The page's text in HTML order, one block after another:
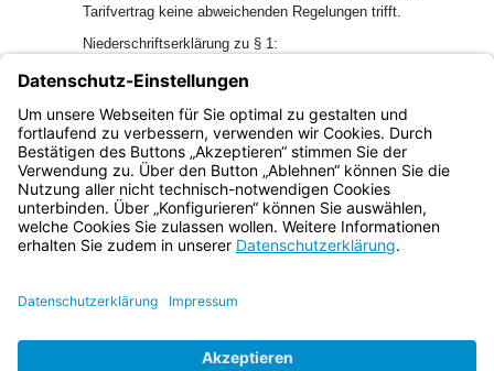
Tarifvertrag keine abweichenden Regelungen trifft.
Niederschriftserklärung zu § 1:
Für den Fall des Wiedereintritts eines Landes in die
Tarifgemeinschaft deutscher Länder (TdL) verpflichtet sich
die TdL zur Aufnahme von Tarifverhandlungen über die
Überleitung in den TV-L.
Bayern.de
BayernPortal
Impressum